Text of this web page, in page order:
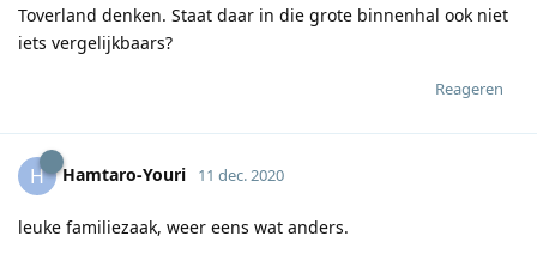
Toverland denken. Staat daar in die grote binnenhal ook niet
iets vergelijkbaars?
Reageren
H Hamtaro-Youri 11 dec. 2020
leuke familiezaak, weer eens wat anders.